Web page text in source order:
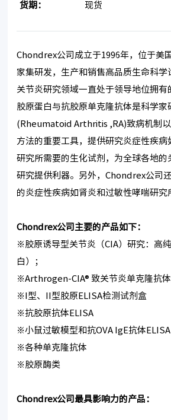
货期： 现货
Chondrex公司成立于1996年，位于美
家集研发，生产和销售高品质生命科学
关节炎研究领域一直处于领导地位拥有
胶原蛋白与抗胶原单克隆抗体是科学家
(Rheumatoid Arthritis ,RA)致病机制
方法的重要工具，提供研究炎症性疾病
研究所需要的生化试剂，为全球各地的
研究提供利器。另外，Chondrex公司
的炎症性疾病如肾炎和过敏性哮喘研究
Chondrex公司主要的产品如下：
※胶原诱导型关节炎（CIA）研究：高
白）；
※Arthrogen-CIA® 致关节炎单克隆抗
※I型、II型胶原ELISA检测试剂盒
※抗胶原抗体ELISA
※小鼠过敏模型和抗OVA IgE抗体ELISA
※各种单克隆抗体
※胶原酶类
Chondrex公司最具影响力的产品：